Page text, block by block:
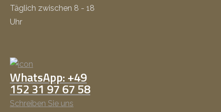
Täglich zwischen 8 - 18
Uhr
WhatsApp: +49
152 31 97 67 58
Schreiben Sie uns